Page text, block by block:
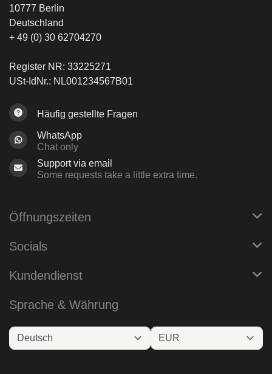
10777 Berlin
Deutschland
+ 49 (0) 30 62704270
Register NR: 33225271
USt-IdNr.: NL001234567B01
Häufig gestellte Fragen
WhatsApp
Chat only
Support via email
Some requests take a little extra time.
Öffnungszeiten
Socials
Kundendienst
Sprache & Währung